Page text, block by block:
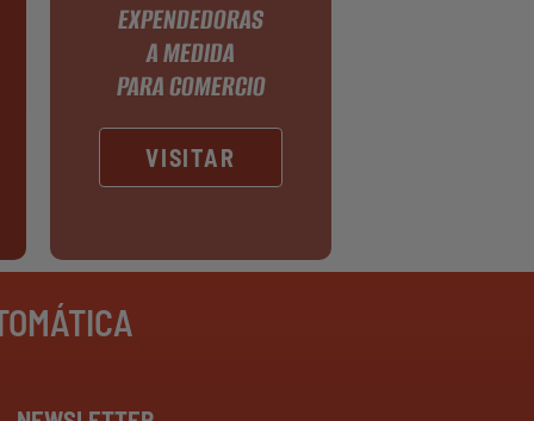
EXPENDEDORAS
A MEDIDA
PARA COMERCIO
VISITAR